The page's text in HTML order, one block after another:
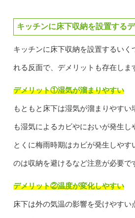
キッチンに床下収納を設置する
キッチンに床下収納を設置するいく
れる反面で、デメリットも存在しま
デメリット①湿気が溜まりやすい
もともと床下は湿気が溜まりやすい
も湿気によるカビやにおいが発生し
とくに梅雨時期はカビが発生しやす
のは収納を避けるなど注意が必要で
デメリット②温度が変化しやすい
床下は外の気温の影響を受けやすい